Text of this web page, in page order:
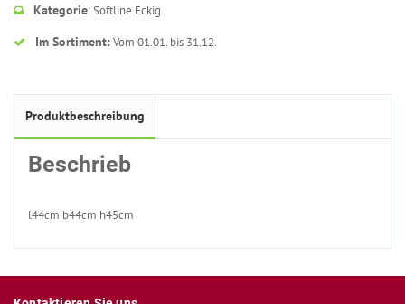
Kategorie: Softline Eckig
Im Sortiment:Vom 01.01. bis 31.12.
Produktbeschreibung
Beschrieb
l44cm b44cm h45cm